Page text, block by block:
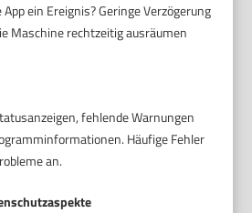
ein Ereignis? Geringe Verzögerung
Maschine rechtzeitig ausräumen
fehlende Warnungen
Häufige Fehler
an.